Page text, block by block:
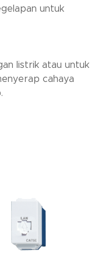
untuk
listrik atau untuk
cahaya